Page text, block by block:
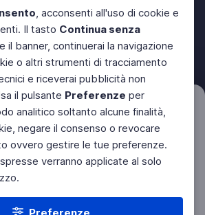
, acconsenti all'uso di cookie e
Il tasto Continua senza
il banner, continuerai la navigazione
o altri strumenti di tracciamento
e riceverai pubblicità non
il pulsante Preferenze per
analitico soltanto alcune finalità,
negare il consenso o revocare
ovvero gestire le tue preferenze.
verranno applicate al solo
Preferenze
Azzera